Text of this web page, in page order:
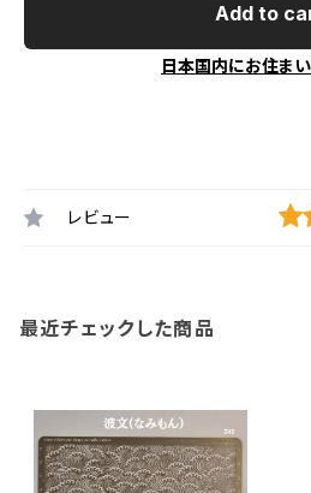
Add to
日本国内にお住ま
レビュー
最近チェックした商品